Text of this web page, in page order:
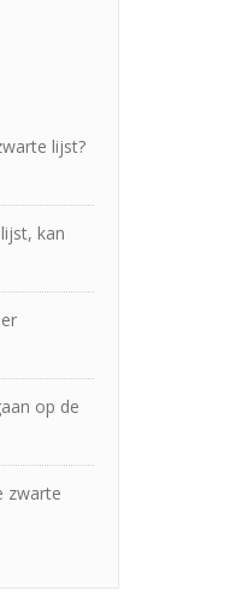
lijst?
kan
op de
zwarte